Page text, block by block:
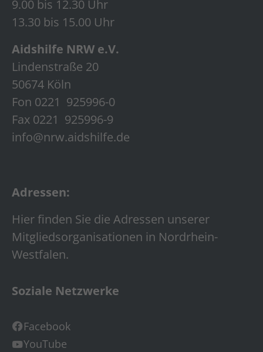
9.00 bis 12.30 Uhr
13.30 bis 15.00 Uhr
Aidshilfe NRW e.V.
Lindenstraße 20
50674 Köln
Fon 0221 925996-0
Fax 0221 925996-9
info@nrw.aidshilfe.de
Adressen:
Hier finden Sie die Adressen unserer
Mitgliedsorganisationen in Nordrhein-
Westfalen.
Soziale Netzwerke
Facebook
YouTube